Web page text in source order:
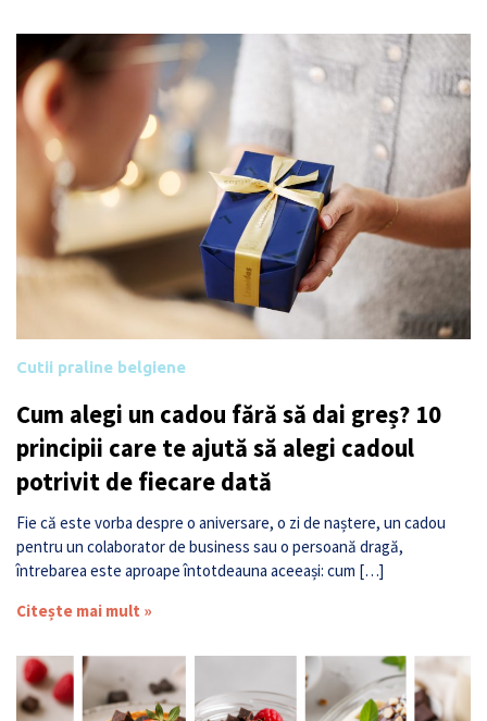
Cutii praline belgiene
Cum alegi un cadou fără să dai greș? 10
principii care te ajută să alegi cadoul
potrivit de fiecare dată
Fie că este vorba despre o aniversare, o zi de naștere, un cadou
pentru un colaborator de business sau o persoană dragă,
întrebarea este aproape întotdeauna aceeași: cum […]
Citește mai mult »